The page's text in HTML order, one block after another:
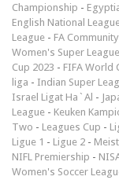
Championship -
English National
League - FA
Women's Super League
Cup 2023 - FIFA World
liga - Indian Super
Israel Ligat Ha`Al -
League - Keuken
Two - Leagues Cup -
Ligue 1 - Ligue 2 -
NIFL Premiership -
Women's Soccer